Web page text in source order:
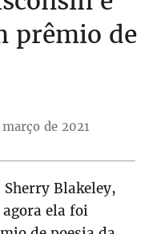
prêmio de
de 2021
Blakeley,
agora ela foi